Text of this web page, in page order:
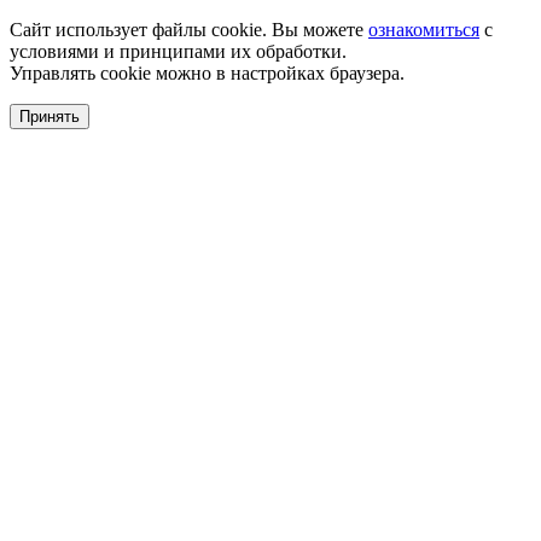
Сайт использует файлы cookie. Вы можете ознакомиться с
условиями и принципами их обработки.
Управлять cookie можно в настройках браузера.
Принять